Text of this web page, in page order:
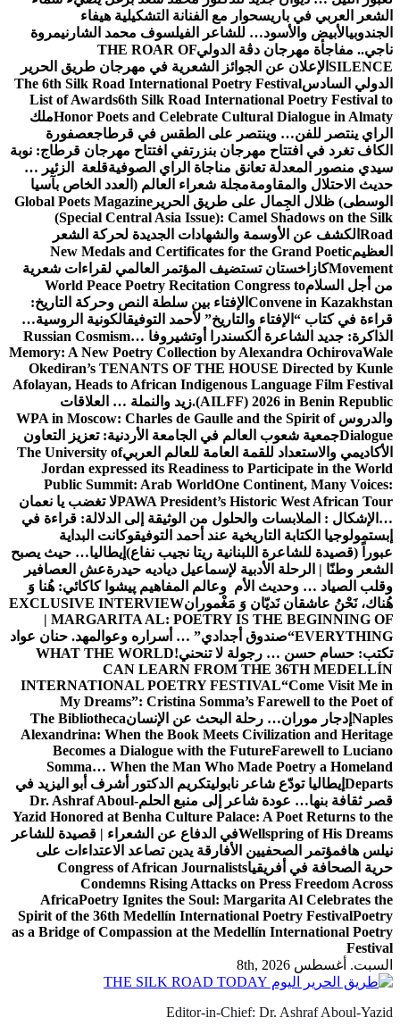
الشعر العربي في باريسحوار مع الفنانة التشكيلية هيفاء
الجندوبيالأبيض والأسود… للشاعر الفيلسوف محمد الشارنيمروة
ناجي.. مفاجأة مهرجان دڨة الدوليTHE ROAR OF
SILENCE الإعلان عن الجوائز الشعرية في مهرجان طريق الحرير
الدولي السادسThe 6th Silk Road International Poetry Festival
List of Awards6th Silk Road International Poetry Festival to
Honor Poets and Celebrate Cultural Dialogue in Almatyملك
الراي ينتصر للفن… وينتصر على الطقس في قرطاجعصفورة
الكاف تغرد في افتتاح مهرجان بنزرتفي افتتاح مهرجان قرطاج: نوبة
سيدي منصور المعدلة تعانق مناجاة الراي الصوفيةقلعة الزئير …
حديث الاحتلال والمقاومةمجلة شعراء العالم (العدد الخاص بآسيا
الوسطى) ظلال الجِمال على طريق الحرير Global Poets Magazine
(Special Central Asia Issue): Camel Shadows on the Silk
Road الكشف عن الأوسمة والشهادات الجديدة لحركة الشعر
العظيمNew Medals and Certificates for the Grand Poetic
Movementكازاخستان تستضيف المؤتمر العالمي لقراءات شعرية
من أجل السلامWorld Peace Poetry Recitation Congress to
Convene in Kazakhstan الإفتاء بين سلطة النص وحركة التاريخ:
قراءة في كتاب “الإفتاء والتاريخ” لأحمد التوفيقالكونية الروسية…
الذاكرة: جديد الشاعرة ألكسندرا أوتشيروفا Russian Cosmism…
Memory: A New Poetry Collection by Alexandra OchirovaWale
Okediran’s TENANTS OF THE HOUSE Directed by Kunle
Afolayan, Heads to African Indigenous Language Film Festival
(AILFF) 2026 in Benin Republic. زيد والنملة … العلاقات
والدروسWPA in Moscow: Charles de Gaulle and the Spirit of
Dialogueجمعية شعوب العالم في الجامعة الأردنية: تعزيز التعاون
الأكاديمي والاستعداد للقمة العامة للعالم العربيThe University of
Jordan expressed its Readiness to Participate in the World
Public Summit: Arab WorldOne Continent, Many Voices:
PAWA President’s Historic West African Tourلا تغضب يا نعمان
…الإشكال : الملابسات والحلول من الوثيقة إلى الدلالة: قراءة في
إبستمولوجيا الكتابة التاريخية عند أحمد التوفيقوكانت البداية
عبوراً (قصيدة للشاعرة اللبنانية ريتا نجيب نفاع) إيطاليا… حيث يصبح
الشعر وطنًا | الرحلة الأدبية لإسماعيل دياديه حيدرةعش العصافير
وقلب الصياد … وحديث الأم وعالم المفاهيم پیشوا کاکائي: هُنا وَ
هُناك، نَحْنُ عاشقان نَديّان وَ مَغْمورانEXCLUSIVE INTERVIEW
| MARGARITA AL: POETRY IS THE BEGINNING OF
EVERYTHING“صندوق أجدادي” … أسراره وعوالمهد. حنان عواد
تكتب: حسام حسن … رجولة لا تنحني!WHAT THE WORLD
CAN LEARN FROM THE 36TH MEDELLÍN
INTERNATIONAL POETRY FESTIVAL“Come Visit Me in
My Dreams”: Cristina Somma’s Farewell to the Poet of
Naples إدجار موران… رحلة البحث عن الإنسانThe Bibliotheca
Alexandrina: When the Book Meets Civilization and Heritage
Becomes a Dialogue with the FutureFarewell to Luciano
Somma… When the Man Who Made Poetry a Homeland
Departs إيطاليا تودّع شاعر نابوليتكريم الدكتور أشرف أبو اليزيد في
قصر ثقافة بنها… عودة شاعر إلى منبع الحلمDr. Ashraf Aboul-
Yazid Honored at Benha Culture Palace: A Poet Returns to the
Wellspring of His Dreamsفي الدفاع عن الشعراء | قصيدة للشاعر
نيلس هافمؤتمر الصحفيين الأفارقة يدين تصاعد الاعتداءات على
حرية الصحافة في أفريقياCongress of African Journalists
Condemns Rising Attacks on Press Freedom Across
AfricaPoetry Ignites the Soul: Margarita Al Celebrates the
Spirit of the 36th Medellín International Poetry FestivalPoetry
as a Bridge of Compassion at the Medellín International Poetry
Festival
السبت. أغسطس 8th, 2026
Editor-in-Chief: Dr. Ashraf Aboul-Yazid